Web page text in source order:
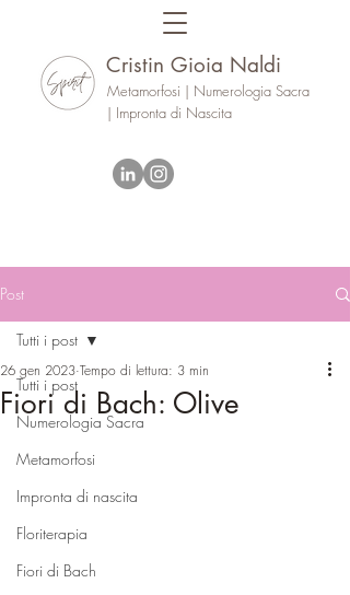
Cristin Gioia Naldi
Metamorfosi | Numerologia Sacra
| Impronta di Nascita
Post
Tutti i post
Numerologia Sacra
Metamorfosi
Impronta di nascita
Floriterapia
Fiori di Bach
Tutti i post
Fiori di Bach: Olive
26 gen 2023 Tempo di lettura: 3 min